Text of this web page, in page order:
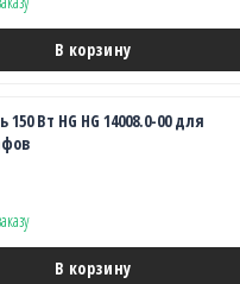
В корзину
Вт HG HG 14008.0-00 для
В корзину